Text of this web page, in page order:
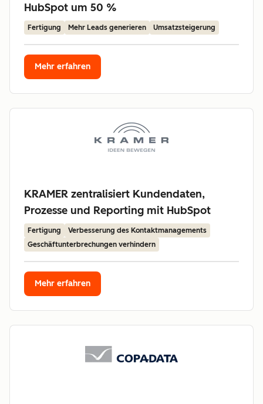
HubSpot um 50 %
Fertigung Mehr Leads generieren Umsatzsteigerung
Mehr erfahren
KRAMER zentralisiert Kundendaten,
Prozesse und Reporting mit HubSpot
Fertigung
Verbesserung des Kontaktmanagements
Geschäftunterbrechungen verhindern
Mehr erfahren